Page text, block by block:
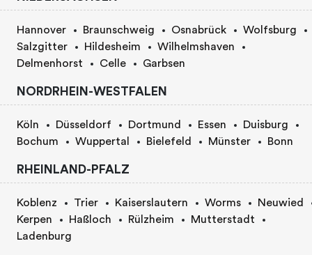
Hannover Braunschweig Osnabrück
Wolfsburg
Salzgitter
Hildesheim
Wilhelmshaven
Delmenhorst
Celle Garbsen
NORDRHEIN-WESTFALEN
Köln Düsseldorf Dortmund Essen
Duisburg
Bochum
Wuppertal Bielefeld Münster Bonn
RHEINLAND-PFALZ
Koblenz Trier Kaiserslautern Worms
Neuwied
Kerpen
Haßloch Rülzheim
Mutterstadt
Ladenburg